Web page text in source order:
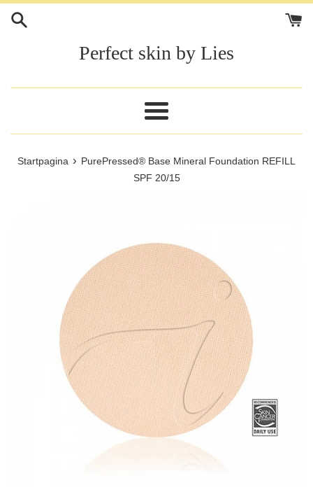
Meteen
naar
Perfect skin by Lies
Menu
Startpagina › PurePressed® Base Mineral Foundation REFILL
SPF 20/15